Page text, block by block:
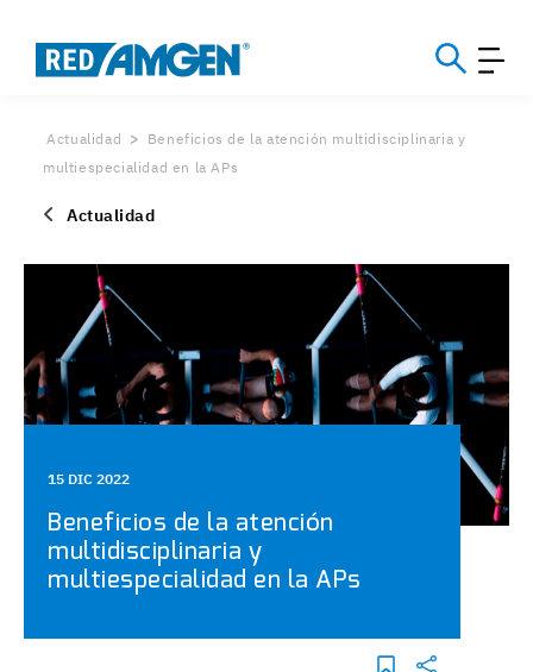
Actualidad
Beneficios de la atención multidisciplinaria y
multiespecialidad en la APs
Actualidad
15 DIC 2022
Beneficios de la atención
multidisciplinaria y
multiespecialidad en la APs